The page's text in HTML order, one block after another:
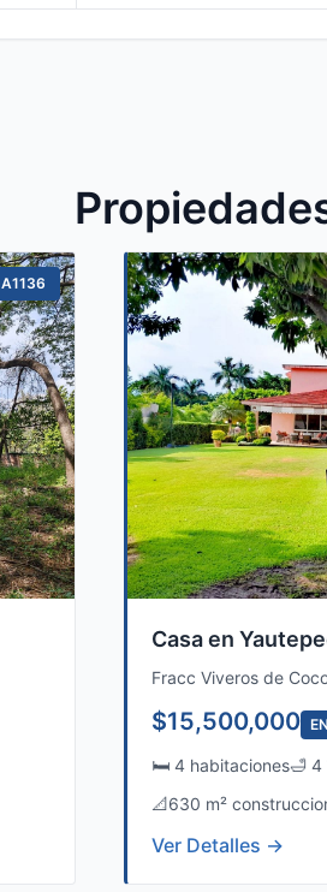
A1136
Casa en
Fracc Viveros de
$15,500,000
🛏️ 4 habitaciones🛁
📐630 m²
Ver Detalles →